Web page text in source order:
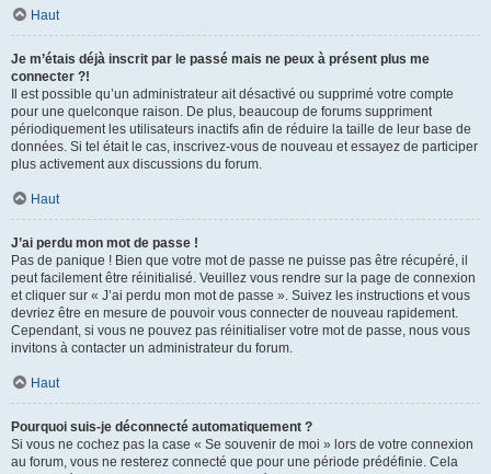
Haut
Je m’étais déjà inscrit par le passé mais ne peux à présent plus me
connecter ?!
Il est possible qu’un administrateur ait désactivé ou supprimé votre compte
pour une quelconque raison. De plus, beaucoup de forums suppriment
périodiquement les utilisateurs inactifs afin de réduire la taille de leur base de
données. Si tel était le cas, inscrivez-vous de nouveau et essayez de participer
plus activement aux discussions du forum.
Haut
J’ai perdu mon mot de passe !
Pas de panique ! Bien que votre mot de passe ne puisse pas être récupéré, il
peut facilement être réinitialisé. Veuillez vous rendre sur la page de connexion
et cliquer sur « J’ai perdu mon mot de passe ». Suivez les instructions et vous
devriez être en mesure de pouvoir vous connecter de nouveau rapidement.
Cependant, si vous ne pouvez pas réinitialiser votre mot de passe, nous vous
invitons à contacter un administrateur du forum.
Haut
Pourquoi suis-je déconnecté automatiquement ?
Si vous ne cochez pas la case « Se souvenir de moi » lors de votre connexion
au forum, vous ne resterez connecté que pour une période prédéfinie. Cela